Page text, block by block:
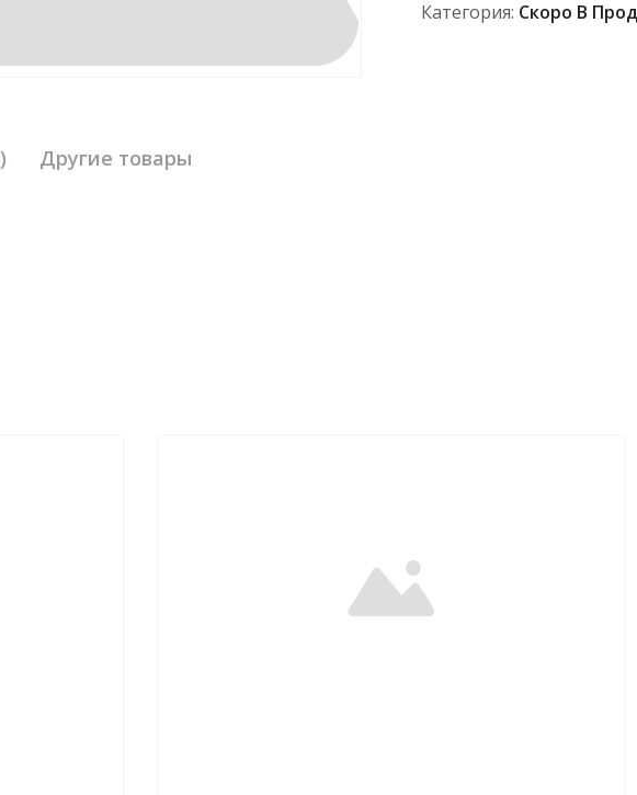
Категория: Скоро В
Другие товары